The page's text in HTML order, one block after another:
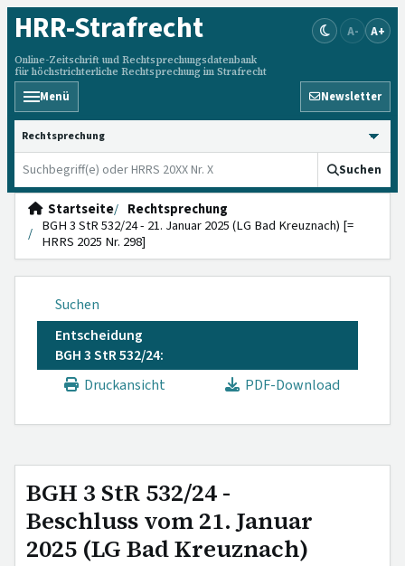
HRR-Strafrecht
Online-Zeitschrift und Rechtsprechungsdatenbank
für höchstrichterliche Rechtsprechung im Strafrecht
A- A+
Menü Newsletter
HRRS durchsuchen
Suchen
Startseite
Rechtsprechung
BGH 3 StR 532/24 - 21. Januar 2025 (LG Bad Kreuznach) [=
HRRS 2025 Nr. 298]
Suchen
Entscheidung
BGH 3 StR 532/24:
Druckansicht
PDF-Download
BGH 3 StR 532/24 -
Beschluss vom 21. Januar
2025 (LG Bad Kreuznach)